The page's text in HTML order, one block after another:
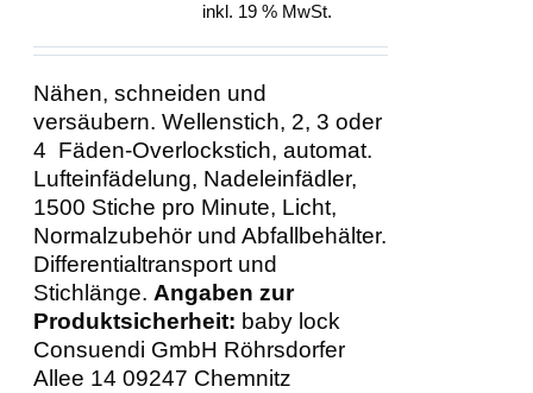
inkl. 19 % MwSt.
Nähen, schneiden und
versäubern. Wellenstich, 2, 3 oder
4 Fäden-Overlockstich, automat.
Lufteinfädelung, Nadeleinfädler,
1500 Stiche pro Minute, Licht,
Normalzubehör und Abfallbehälter.
Differentialtransport und
Stichlänge.Angaben zur
Produktsicherheit: baby lock
Consuendi GmbH Röhrsdorfer
Allee 14 09247 Chemnitz